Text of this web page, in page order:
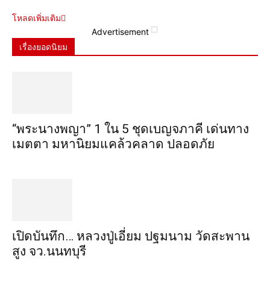
โหลดเพิ่มเติม
Advertisement
เรื่องยอดนิยม
“พระ​นาง​พญา” 1 ใน 5​ ชุดเบญจ​ภาคี​ เด่นทาง
เมตตา​ มหา​นิยม​แคล้วคลาด​ ปลอดภัย​
เปิดบันทึก… หลวงปู่เอี่ยม ​ปฐม​นาม​ วัดสะพาน
สูง​ จว.นนทบุรี